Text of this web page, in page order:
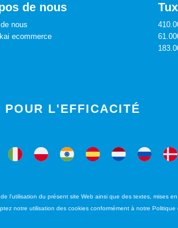
de nous
nous
ecommerce
POUR L'EFFICACITÉ
l'utilisation du présent site Web ainsi que des textes, mises
notre utilisation des cookies conformément à notre